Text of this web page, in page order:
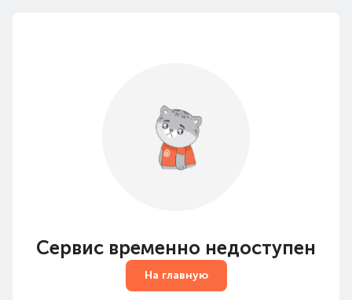
Сервис временно недоступен
На главную